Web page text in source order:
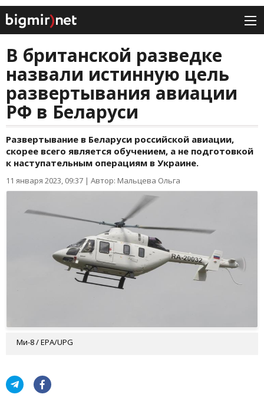
В британской разведке
назвали истинную цель
развертывания авиации
РФ в Беларуси
Развертывание в Беларуси российской авиации,
скорее всего является обучением, а не подготовкой
к наступательным операциям в Украине.
11 января 2023, 09:37 | Автор: Мальцева Ольга
Ми-8 / ЕРА/UPG